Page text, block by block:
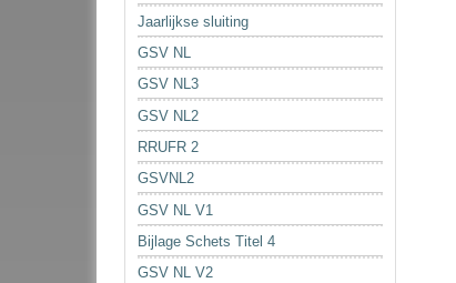
Jaarlijkse sluiting
GSV NL
GSV NL3
GSV NL2
RRUFR 2
GSVNL2
GSV NL V1
Bijlage Schets Titel 4
GSV NL V2